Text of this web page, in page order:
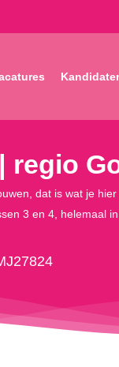
dat is wat je
3 en 4, helemaal